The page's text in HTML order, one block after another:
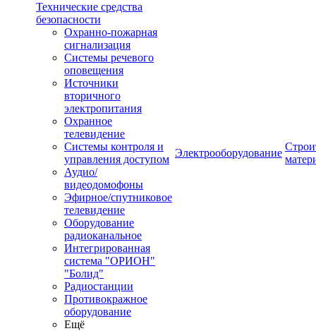
Технические средства
безопасности
Охранно-пожарная
сигнализация
Системы речевого
оповещения
Источники
вторичного
электропитания
Охранное
телевидение
Системы контроля и
управления доступом
Аудио/
видеодомофоны
Эфирное/спутниковое
телевидение
Оборудование
радиоканальное
Интегрированная
система "ОРИОН"
"Болид"
Радиостанции
Противокражное
оборудование
Ещё
Электрооборудование